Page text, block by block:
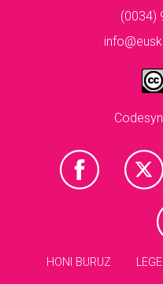
(0034)
HONI BURUZ